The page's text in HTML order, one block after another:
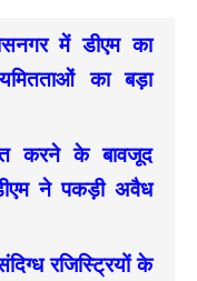
में डीएम का
का बड़ा
करने के बावजूद
ने पकड़ी अवैध
रजिस्ट्रियों के